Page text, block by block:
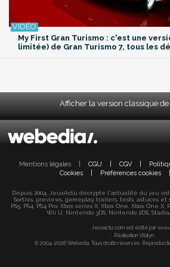
My First Gran Turismo : c'est une
limitée) de Gran Turismo 7, tous les
Afficher la version classique
Mentions légales CGU CGV
Cookies
Préférences cookies
Depuis 2004, JeuxActu décrypte l'actualité du jeu
Sorties, previews, gameplay, trailers, tests, astuces et
PS5, PS4, PS4 Pro, Xbox series X, Xbox One, Xbox One X,
Wii U, Nintendo 3DS, Nintendo 2DS, Stadia,
Jeuxactu.com est édité par
Réalisation Vitalyn
© 2004-2026 Webedia. Tous droits réservés.